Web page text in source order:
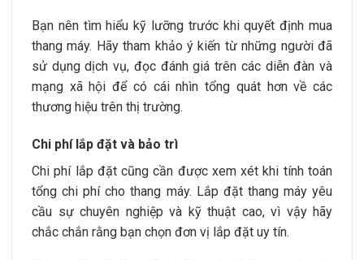
Bạn nên tìm hiểu kỹ lưỡng trước khi quyết định mua
thang máy. Hãy tham khảo ý kiến từ những người đã
sử dụng dịch vụ, đọc đánh giá trên các diễn đàn và
mạng xã hội để có cái nhìn tổng quát hơn về các
thương hiệu trên thị trường.
Chi phí lắp đặt và bảo trì
Chi phí lắp đặt cũng cần được xem xét khi tính toán
tổng chi phí cho thang máy. Lắp đặt thang máy yêu
cầu sự chuyên nghiệp và kỹ thuật cao, vì vậy hãy
chắc chắn rằng bạn chọn đơn vị lắp đặt uy tín.